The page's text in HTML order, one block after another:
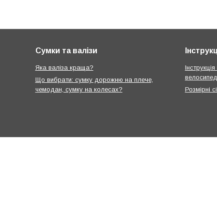
Сумки та валізи
Яка валіза краща?
Що вибрати: сумку дорожню на плече,
чемодан, сумку на колесах?
Розмірні